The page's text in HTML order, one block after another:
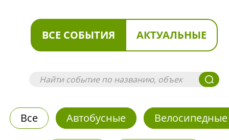
ВСЕ СОБЫТИЯ АКТУАЛЬНЫЕ
Все Автобусные Велосипедные